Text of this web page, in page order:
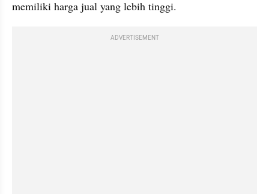
memiliki harga jual yang lebih tinggi.
ADVERTISEMENT